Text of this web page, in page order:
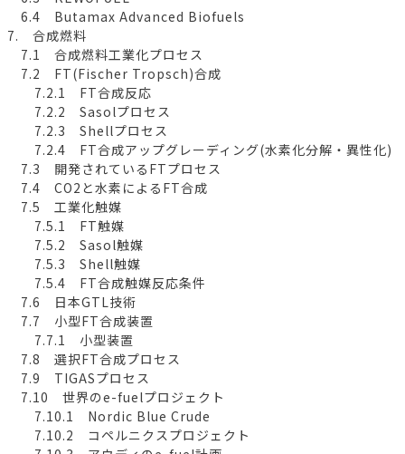
6.4 Butamax Advanced Biofuels
7. 合成燃料
7.1 合成燃料工業化プロセス
7.2 FT(Fischer Tropsch)合成
7.2.1 FT合成反応
7.2.2 Sasolプロセス
7.2.3 Shellプロセス
7.2.4 FT合成アップグレーディング(水素化分解・異性化)
7.3 開発されているFTプロセス
7.4 CO2と水素によるFT合成
7.5 工業化触媒
7.5.1 FT触媒
7.5.2 Sasol触媒
7.5.3 Shell触媒
7.5.4 FT合成触媒反応条件
7.6 日本GTL技術
7.7 小型FT合成装置
7.7.1 小型装置
7.8 選択FT合成プロセス
7.9 TIGASプロセス
7.10 世界のe-fuelプロジェクト
7.10.1 Nordic Blue Crude
7.10.2 コペルニクスプロジェクト